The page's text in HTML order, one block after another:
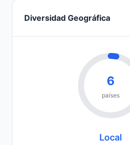
Diversidad Geográfica
6
países
Local